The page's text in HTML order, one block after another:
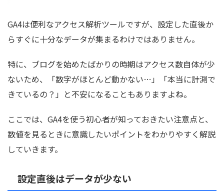
GA4は便利なアクセス解析ツールですが、設定した直後か
らすぐに十分なデータが集まるわけではありません。
特に、ブログを始めたばかりの時期はアクセス数自体が少
ないため、「数字がほとんど動かない…」「本当に計測で
きているの？」と不安になることもありますよね。
ここでは、GA4を使う初心者が知っておきたい注意点と、
数値を見るときに意識したいポイントをわかりやすく解説
していきます。
設定直後はデータが少ない